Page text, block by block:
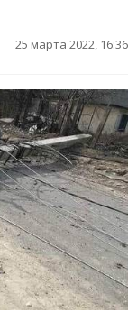
25 марта 2022, 16:36